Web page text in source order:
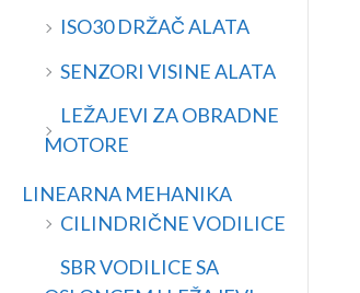
ISO30 DRŽAČ ALATA
SENZORI VISINE ALATA
LEŽAJEVI ZA OBRADNE
MOTORE
LINEARNA MEHANIKA
CILINDRIČNE VODILICE
SBR VODILICE SA